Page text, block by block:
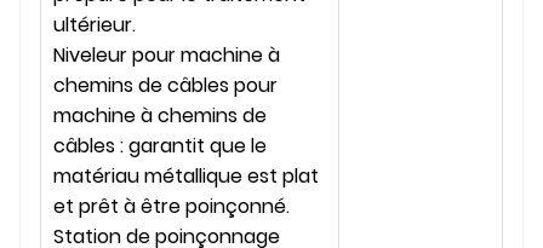
ultérieur.
Niveleur pour machine à
chemins de câbles pour
machine à chemins de
câbles : garantit que le
matériau métallique est plat
et prêt à être poinçonné.
Station de poinçonnage